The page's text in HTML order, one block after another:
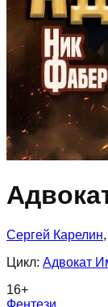
Сергей Карелин,
Цикл: Адвокат
16+
Фентези